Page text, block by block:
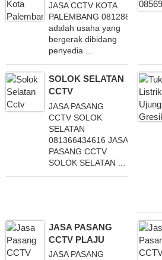
JASA CCTV KOTA
PALEMBANG 081286808787
adalah usaha yang
bergerak dibidang
penyedia ...
SOLOK SELATAN
CCTV
JASA PASANG
CCTV SOLOK
SELATAN
081366434616 JASA
PASANG CCTV
SOLOK SELATAN ...
JASA PASANG
CCTV PLAJU
JASA PASANG